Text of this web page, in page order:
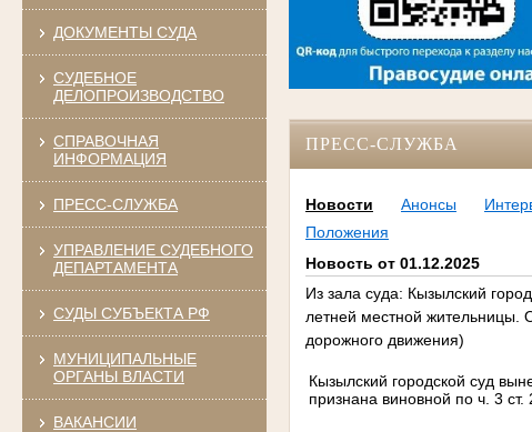
ДОКУМЕНТЫ СУДА
СУДЕБНОЕ
ДЕЛОПРОИЗВОДСТВО
СПРАВОЧНАЯ
ИНФОРМАЦИЯ
ПРЕСС-СЛУЖБА
УПРАВЛЕНИЕ СУДЕБНОГО
ДЕПАРТАМЕНТА
СУДЫ СУБЪЕКТА РФ
МУНИЦИПАЛЬНЫЕ
ОРГАНЫ ВЛАСТИ
ВАКАНСИИ
ПРЕСС-СЛУЖБА
Новости Анонсы
Положения
Новость от 01.12.2025
Из зала суда: Кызылский
летней местной жительницы.
дорожного движения)
Кызылский городской суд
признана виновной по ч. 3